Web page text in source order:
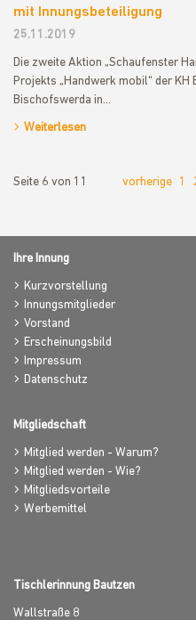
mit Innungsbeteiligung
25.11.2019
Die zweite Aktion „Schaufenster
Projekts „Handwerk mobil“ der
Bischofswerda in…
Weiterlesen
Seite 6 von 11 vorherige 1
Ihre Innung
Kurzvorstellung
Innungsmitglieder
Vorstand
Erscheinungsbild
Impressum
Datenschutz
Mitgliedschaft
Mitglied werden - Warum?
Mitglied werden - Wie?
Mitgliedsvorteile
Werbemittel
Tischlerinnung Bautzen
Wallstraße 8